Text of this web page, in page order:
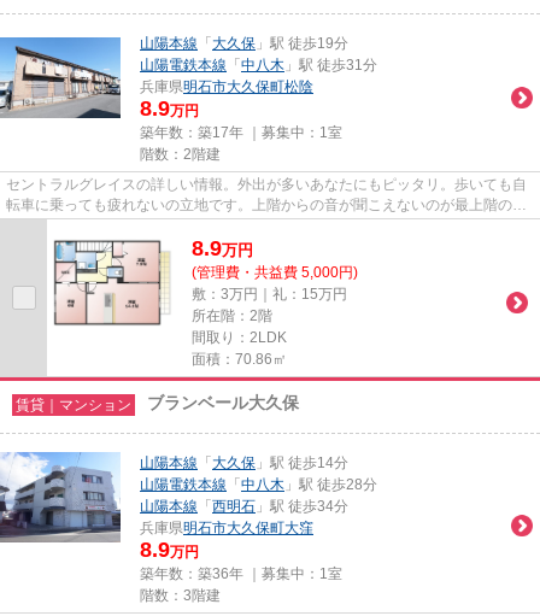
山陽本線 「 大久保 」駅 徒歩19分
山陽電鉄本線 「 中八木 」駅 徒歩31分
兵庫県明石市大久保町松陰
8.9万円
築年数：築17年 ｜募集中： 1室
階数：2階建
セントラルグレイスの詳しい情報。外出が多いあなたにもピッタリ。歩いても自
転車に乗っても疲れないの立地です。上階からの音が聞こえないのが最上階の最
8.9万円
(管理費・共益費 5,000円)
敷：3万円｜礼：15万円
所在階：2階
間取り：2LDK
面積：70.86㎡
賃貸｜マンション ブランベール大久保
山陽本線 「 大久保 」駅 徒歩14分
山陽電鉄本線 「 中八木 」駅 徒歩28分
山陽本線 「 西明石 」駅 徒歩34分
兵庫県明石市大久保町大窪
8.9万円
築年数：築36年 ｜募集中： 1室
階数：3階建